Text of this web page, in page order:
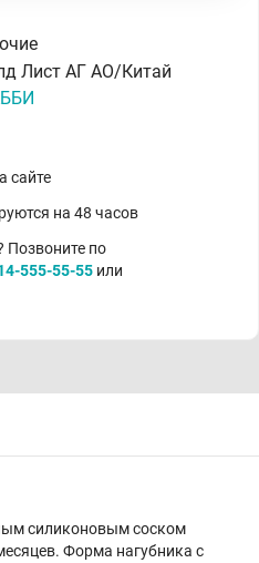
Лист АГ АО/Китай
сайте
на 48 часов
Позвоните по
555-55-55 или
силиконовым соском
Форма нагубника с